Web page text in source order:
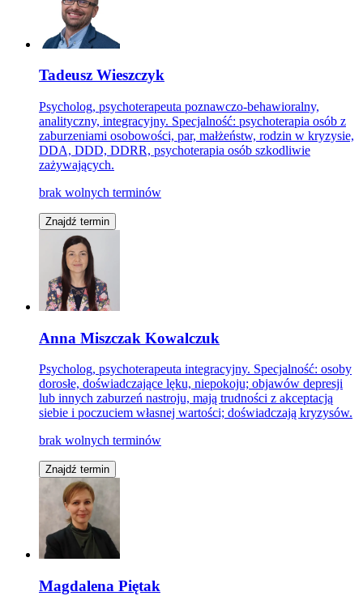
Tadeusz Wieszczyk
Psycholog, psychoterapeuta poznawczo-behawioralny,
analityczny, integracyjny. Specjalność: psychoterapia osób z
zaburzeniami osobowości, par, małżeństw, rodzin w kryzysie,
DDA, DDD, DDRR, psychoterapia osób szkodliwie
zażywających.
brak wolnych terminów
Znajdź termin
Anna Miszczak Kowalczuk
Psycholog, psychoterapeuta integracyjny. Specjalność: osoby
dorosłe, doświadczające lęku, niepokoju; objawów depresji
lub innych zaburzeń nastroju, mają trudności z akceptacją
siebie i poczuciem własnej wartości; doświadczają kryzysów.
brak wolnych terminów
Znajdź termin
Magdalena Piętak